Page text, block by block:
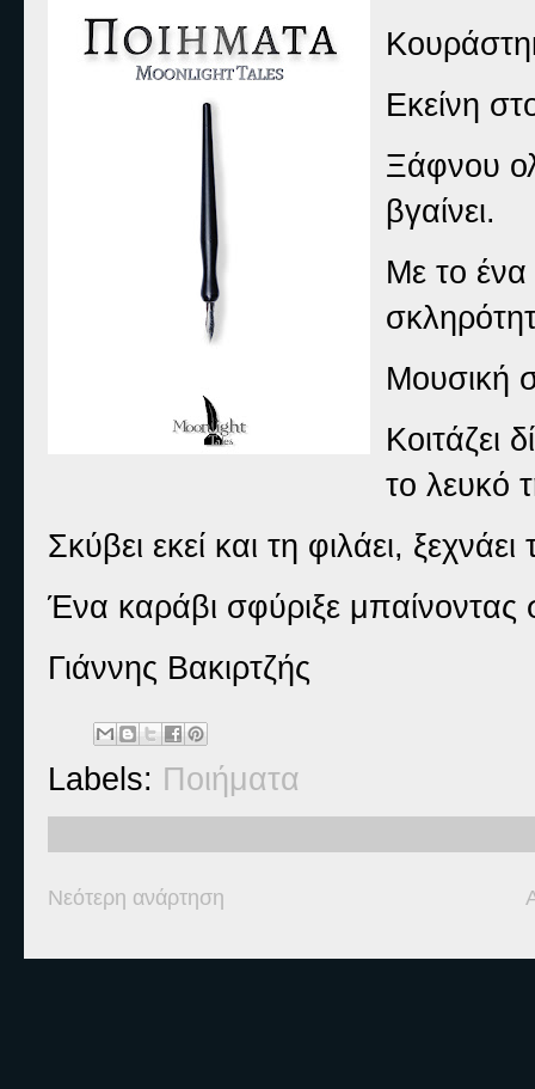
Εκείνη
Ξάφνου
βγαίνει.
Mε το ένα
Μουσική
Κοιτάζει
το λευκό
Σκύβει εκεί και τη φιλάει, ξεχνάει
Ένα καράβι σφύριξε μπαίνοντας
Γιάννης Βακιρτζής
Labels: Ποιήματα
Νεότερη ανάρτηση